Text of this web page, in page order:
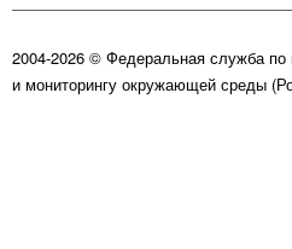
2004-2026 © Федеральная служба по
и мониторингу окружающей среды